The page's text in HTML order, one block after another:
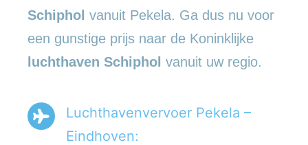
Schiphol vanuit Pekela. Ga dus nu voor
een gunstige prijs naar de Koninklijke
luchthaven Schiphol vanuit uw regio.
Luchthavenvervoer Pekela –
Eindhoven: